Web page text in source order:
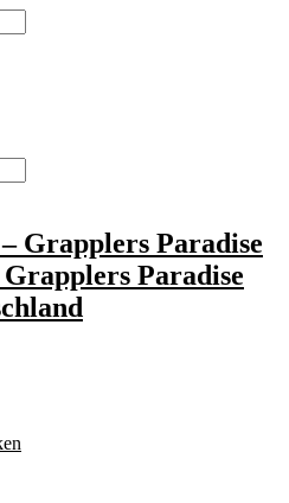
Paradise